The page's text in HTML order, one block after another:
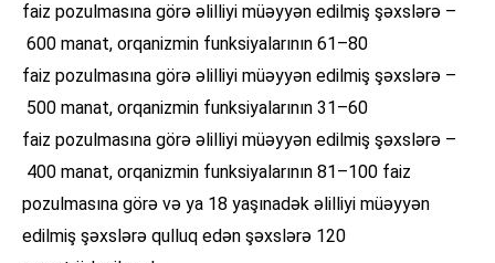
faiz pozulmasına görə əlilliyi müəyyən edilmiş şəxslərə –
600 manat, orqanizmin funksiyalarının 61–80
faiz pozulmasına görə əlilliyi müəyyən edilmiş şəxslərə –
500 manat, orqanizmin funksiyalarının 31–60
faiz pozulmasına görə əlilliyi müəyyən edilmiş şəxslərə –
400 manat, orqanizmin funksiyalarının 81–100 faiz
pozulmasına görə və ya 18 yaşınadək əlilliyi müəyyən
edilmiş şəxslərə qulluq edən şəxslərə 120